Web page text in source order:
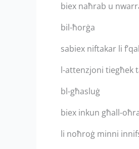
biex naħrab u
bil-ħorġa
sabiex niftakar li
l-attenzjoni tiegħek
bl-għasluġ
biex inkun għall-
li noħroġ minni